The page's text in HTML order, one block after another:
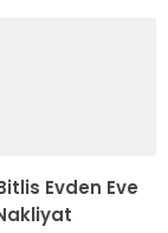
Evden Eve